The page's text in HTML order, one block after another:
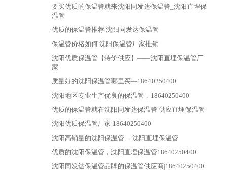
要买优质的保温管就来沈阳同发达保温管_沈阳直埋保
温管
优质的保温管推荐 沈阳同发达保温管
保温管价格如何 沈阳保温管厂家推销
沈阳优质保温管【特价供应】——沈阳直埋保温管厂
家
质量好的沈阳保温管哪里买—18640250400
沈阳地区专业生产优良的保温管，18640250400
优质的保温管就在沈阳同发达保温管 供应直埋保温管
沈阳优质保温管厂家 18640250400
沈阳高销量的沈阳保温管 ，沈阳直埋保温管
优质的沈阳保温管，沈阳直埋保温管18640250400
沈阳同发达保温管品牌的保温管供应商|18640250400